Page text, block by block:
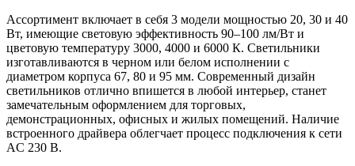
Ассортимент включает в себя 3 модели мощностью 20, 30 и 40
Вт, имеющие световую эффективность 90–100 лм/Вт и
цветовую температуру 3000, 4000 и 6000 К. Светильники
изготавливаются в черном или белом исполнении с
диаметром корпуса 67, 80 и 95 мм. Современный дизайн
светильников отлично впишется в любой интерьер, станет
замечательным оформлением для торговых,
демонстрационных, офисных и жилых помещений. Наличие
встроенного драйвера облегчает процесс подключения к сети
AC 230 В.